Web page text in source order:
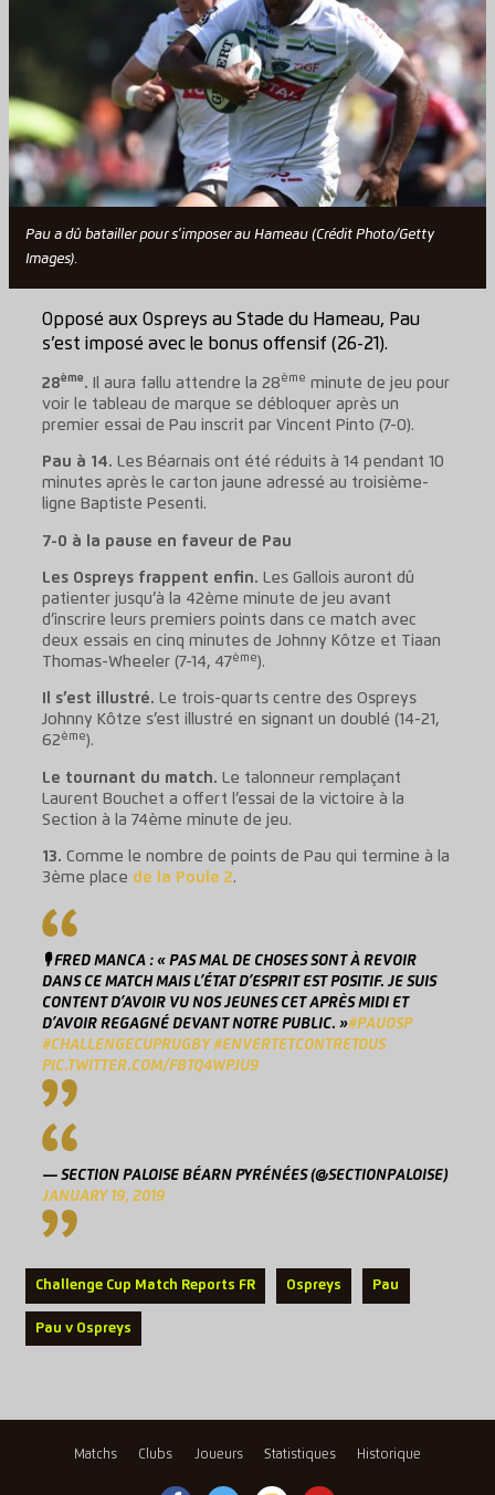
Pau a dû batailler pour s'imposer au Hameau (Crédit Photo/Getty
Images).
Opposé aux Ospreys au Stade du Hameau, Pau
s’est imposé avec le bonus offensif (26-21).
28ème. Il aura fallu attendre la 28ème minute de jeu pour
voir le tableau de marque se débloquer après un
premier essai de Pau inscrit par Vincent Pinto (7-0).
Pau à 14. Les Béarnais ont été réduits à 14 pendant 10
minutes après le carton jaune adressé au troisième-
ligne Baptiste Pesenti.
7-0 à la pause en faveur de Pau
Les Ospreys frappent enfin. Les Gallois auront dû
patienter jusqu’à la 42ème minute de jeu avant
d’inscrire leurs premiers points dans ce match avec
deux essais en cinq minutes de Johnny Kôtze et Tiaan
Thomas-Wheeler (7-14, 47ème).
Il s’est illustré. Le trois-quarts centre des Ospreys
Johnny Kôtze s’est illustré en signant un doublé (14-21,
62ème).
Le tournant du match. Le talonneur remplaçant
Laurent Bouchet a offert l’essai de la victoire à la
Section à la 74ème minute de jeu.
13. Comme le nombre de points de Pau qui termine à la
3ème place de la Poule 2.
🎙 FRED MANCA : « PAS MAL DE CHOSES SONT À REVOIR
DANS CE MATCH MAIS L’ÉTAT D’ESPRIT EST POSITIF. JE SUIS
CONTENT D’AVOIR VU NOS JEUNES CET APRÈS MIDI ET
D’AVOIR REGAGNÉ DEVANT NOTRE PUBLIC. »#PAUOSP
#CHALLENGECUPRUGBY #ENVERTETCONTRETOUS
PIC.TWITTER.COM/FBTQ4WPJU9
— SECTION PALOISE BÉARN PYRÉNÉES (@SECTIONPALOISE)
JANUARY 19, 2019
Challenge Cup Match Reports FR Ospreys Pau
Pau v Ospreys
Matchs Clubs Joueurs Statistiques Historique